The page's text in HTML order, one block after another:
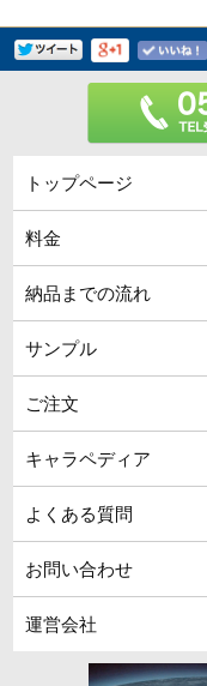
トップページ
料金
納品までの流れ
サンプル
ご注文
キャラペディア
よくある質問
お問い合わせ
運営会社